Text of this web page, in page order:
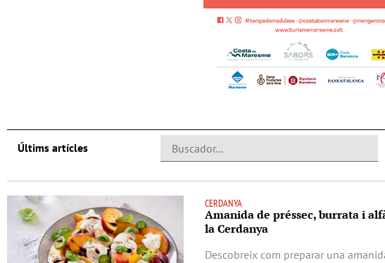
Últims artícles
CERDANYA
Amanida de préssec, burrata i
la Cerdanya
Descobreix com preparar una